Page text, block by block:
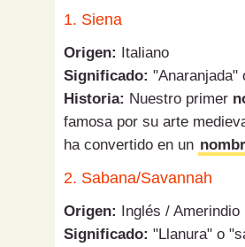
1. Siena
Origen: Italiano
Significado: "Anaranjada"
Historia: Nuestro primer
famosa por su arte
ha convertido en un
2. Sabana/Savannah
Origen: Inglés / Amerindio
Significado: "Llanura" o